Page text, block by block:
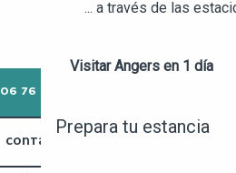
... a través de las
Visitar Angers en 1 día
Prepara tu estancia
06 76 29 73
CONTÁCTENOS